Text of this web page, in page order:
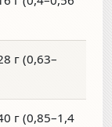
г (0,63–
г (0,85–1,4